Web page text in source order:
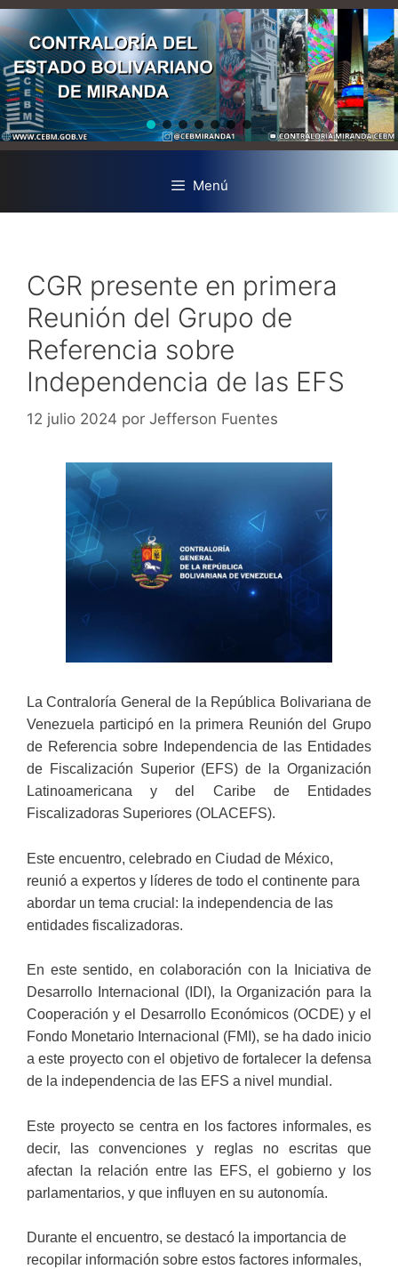
Menú
CGR presente en primera
Reunión del Grupo de
Referencia sobre
Independencia de las EFS
12 julio 2024 por Jefferson Fuentes
La Contraloría General de la República Bolivariana de
Venezuela participó en la primera Reunión del Grupo
de Referencia sobre Independencia de las Entidades
de Fiscalización Superior (EFS) de la Organización
Latinoamericana y del Caribe de Entidades
Fiscalizadoras Superiores (OLACEFS).
Este encuentro, celebrado en Ciudad de México,
reunió a expertos y líderes de todo el continente para
abordar un tema crucial: la independencia de las
entidades fiscalizadoras.
En este sentido, en colaboración con la Iniciativa de
Desarrollo Internacional (IDI), la Organización para la
Cooperación y el Desarrollo Económicos (OCDE) y el
Fondo Monetario Internacional (FMI), se ha dado inicio
a este proyecto con el objetivo de fortalecer la defensa
de la independencia de las EFS a nivel mundial.
Este proyecto se centra en los factores informales, es
decir, las convenciones y reglas no escritas que
afectan la relación entre las EFS, el gobierno y los
parlamentarios, y que influyen en su autonomía.
Durante el encuentro, se destacó la importancia de
recopilar información sobre estos factores informales,